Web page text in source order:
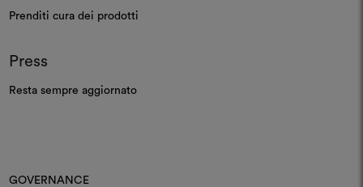
Prenditi cura dei prodotti
Press
Resta sempre aggiornato
GOVERNANCE